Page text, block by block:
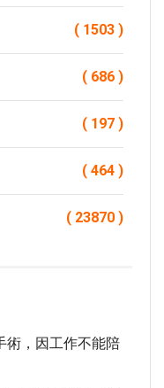
( 1503 )
( 686 )
( 197 )
( 464 )
( 23870 )
術，因工作不能陪